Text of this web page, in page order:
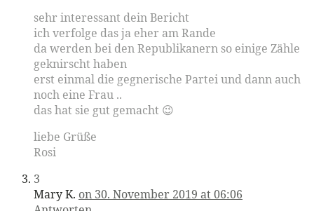
sehr interessant dein Bericht
ich verfolge das ja eher am Rande
da werden bei den Republikanern so einige Zähle
geknirscht haben
erst einmal die gegnerische Partei und dann auch
noch eine Frau ..
das hat sie gut gemacht 😉
liebe Grüße
Rosi
3
Mary K. on 30. November 2019 at 06:06